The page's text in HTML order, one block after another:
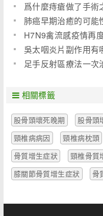
爲什麼痔瘡做了手術
肺癌早期治癒的可能
H7N9禽流感疫情再
吳太咽炎片副作用有
足手反射區療法一次
相關標籤
股骨頭壞死晚期 股骨頭
頸椎病病因
頸椎病枕頭
骨質增生症狀
頸椎骨質
膝關節骨質增生症狀
骨